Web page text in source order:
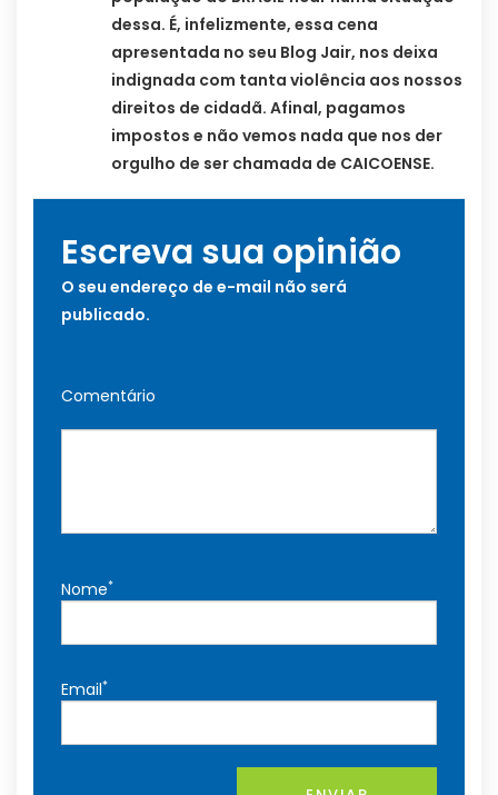
dessa. É, infelizmente, essa cena
apresentada no seu Blog Jair, nos deixa
indignada com tanta violência aos nossos
direitos de cidadã. Afinal, pagamos
impostos e não vemos nada que nos der
orgulho de ser chamada de CAICOENSE.
Escreva sua opinião
O seu endereço de e-mail não será
publicado.
Comentário
Nome*
Email*